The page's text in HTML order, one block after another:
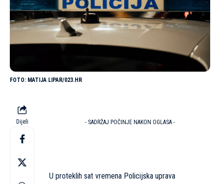
MATIJA LIPAR/023.HR
Dijeli - SADRŽAJ POČINJE NAKON OGLASA -
U proteklih sat vremena Policijska uprava